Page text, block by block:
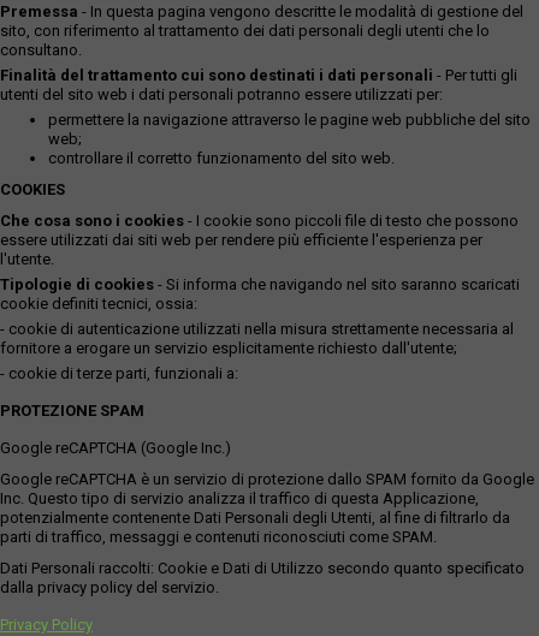
Premessa - In questa pagina vengono descritte le modalità di gestione del
sito, con riferimento al trattamento dei dati personali degli utenti che lo
consultano.
Finalità del trattamento cui sono destinati i dati personali - Per tutti gli
utenti del sito web i dati personali potranno essere utilizzati per:
permettere la navigazione attraverso le pagine web pubbliche del sito
web;
controllare il corretto funzionamento del sito web.
COOKIES
Che cosa sono i cookies - I cookie sono piccoli file di testo che possono
essere utilizzati dai siti web per rendere più efficiente l'esperienza per
l'utente.
Tipologie di cookies - Si informa che navigando nel sito saranno scaricati
cookie definiti tecnici, ossia:
- cookie di autenticazione utilizzati nella misura strettamente necessaria al
fornitore a erogare un servizio esplicitamente richiesto dall'utente;
- cookie di terze parti, funzionali a:
PROTEZIONE SPAM
Google reCAPTCHA (Google Inc.)
Google reCAPTCHA è un servizio di protezione dallo SPAM fornito da Google
Inc. Questo tipo di servizio analizza il traffico di questa Applicazione,
potenzialmente contenente Dati Personali degli Utenti, al fine di filtrarlo da
parti di traffico, messaggi e contenuti riconosciuti come SPAM.
Dati Personali raccolti: Cookie e Dati di Utilizzo secondo quanto specificato
dalla privacy policy del servizio.
Privacy Policy